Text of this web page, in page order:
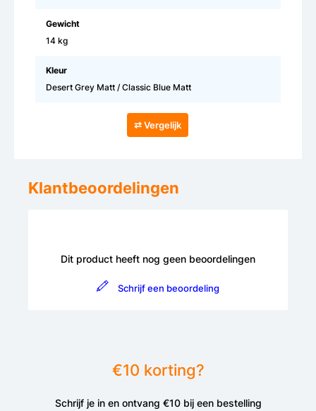
Gewicht
14 kg
Kleur
Desert Grey Matt / Classic Blue Matt
⇄ Vergelijk
Klantbeoordelingen
Dit product heeft nog geen beoordelingen
Schrijf een beoordeling
€10 korting?
Schrijf je in en ontvang €10 bij een bestelling